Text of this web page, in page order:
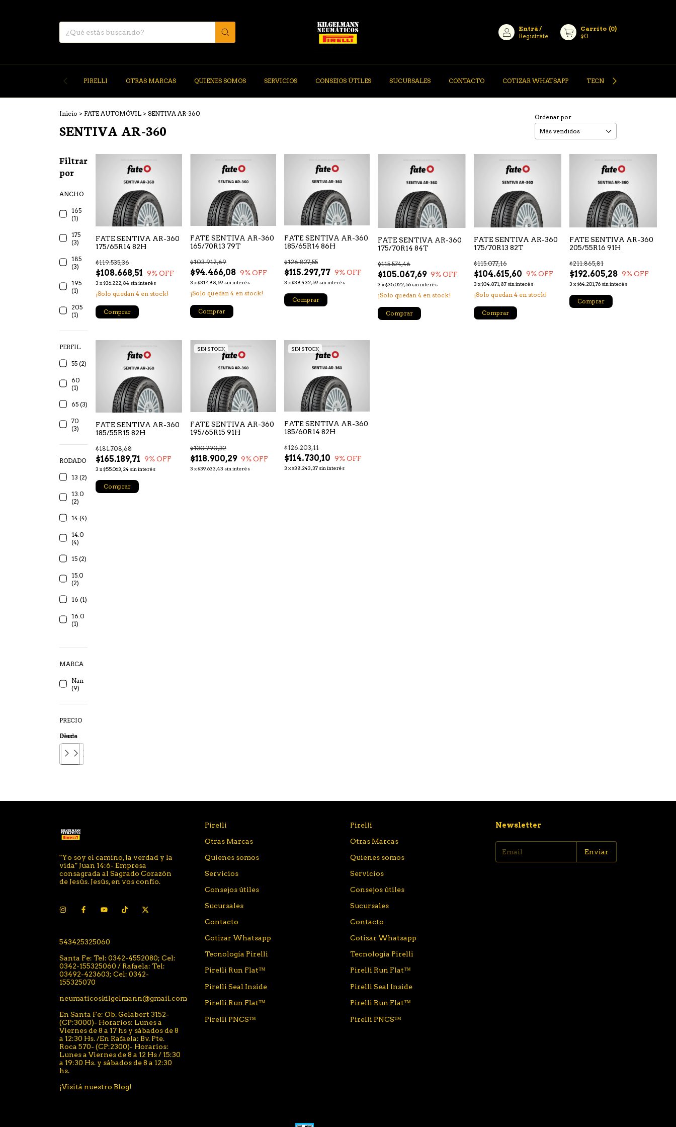
Entrá/
Registráte
Carrito (0)
$0
PIRELLI OTRAS MARCAS QUIENES SOMOS SERVICIOS CONSEJOS ÚTILES SUCURSALES CONTACTO COTIZAR WHATSAPP TECNOLOGÍA PIRELLI
Inicio > FATE AUTOMÓVIL > SENTIVA AR-360
SENTIVA AR-360
Ordenar por
Filtrar
por
ANCHO
165
(1)
175
(3)
185
(3)
195
(1)
205
(1)
PERFIL
55 (2)
60
(1)
65 (3)
70
(3)
RODADO
13 (2)
13.0
(2)
14 (4)
14.0
(4)
15 (2)
15.0
(2)
16 (1)
16.0
(1)
MARCA
Nan
(9)
PRECIO
Desde
Hasta
FATE SENTIVA AR-360
175/65R14 82H
$108.668,51
$119.535,36
9% OFF
3 x$36.222,84 sin interés
¡Solo quedan 4 en stock!
Comprar
FATE SENTIVA AR-360
165/70R13 79T
$94.466,08
$103.912,69
9% OFF
3 x$31.488,69 sin interés
¡Solo quedan 4 en stock!
Comprar
FATE SENTIVA AR-360
185/65R14 86H
$115.297,77
$126.827,55
9% OFF
3 x$38.432,59 sin interés
Comprar
FATE SENTIVA AR-360
175/70R14 84T
$105.067,69
$115.574,46
9% OFF
3 x$35.022,56sin interés
¡Solo quedan 4 en stock!
Comprar
FATE SENTIVA AR-360
175/70R13 82T
$104.615,60
$115.077,16
9% OFF
3 x$34.871,87sin interés
¡Solo quedan 4 en stock!
Comprar
FATE SENTIVA AR-360
205/55R16 91H
$192.605,28
$211.865,81
9% OFF
3 x$64.201,76sin interés
Comprar
FATE SENTIVA AR-360
185/55R15 82H
$165.189,71
$181.708,68
9% OFF
3 x$55.063,24 sin interés
Comprar
SIN STOCK
FATE SENTIVA AR-360
195/65R15 91H
$118.900,29
$130.790,32
9% OFF
3 x$39.633,43 sin interés
SIN STOCK
FATE SENTIVA AR-360
185/60R14 82H
$114.730,10
$126.203,11
9% OFF
3 x$38.243,37sin interés
"Yo soy el camino, la verdad y la
vida" Juan 14:6- Empresa
consagrada al Sagrado Corazón
de Jesús. Jesús, en vos confío.
543425325060
Santa Fe: Tel: 0342-4552080; Cel:
0342-155325060 / Rafaela: Tel:
03492-423603; Cel: 0342-
155325070
neumaticoskilgelmann@gmail.com
En Santa Fe: Ob. Gelabert 3152-
(CP:3000)- Horarios: Lunes a
Viernes de 8 a 17 hs y sábados de 8
a 12:30 Hs. /En Rafaela: Bv. Pte.
Roca 570- (CP:2300)- Horarios:
Lunes a Viernes de 8 a 12 Hs / 15:30
a 19:30 Hs. y sábados de 8 a 12:30
hs.
¡Visitá nuestro Blog!
Pirelli
Otras Marcas
Quienes somos
Servicios
Consejos útiles
Sucursales
Contacto
Cotizar Whatsapp
Tecnología Pirelli
Pirelli Run Flat™
Pirelli Seal Inside
Pirelli Run Flat™
Pirelli PNCS™
Pirelli
Otras Marcas
Quienes somos
Servicios
Consejos útiles
Sucursales
Contacto
Cotizar Whatsapp
Tecnología Pirelli
Pirelli Run Flat™
Pirelli Seal Inside
Pirelli Run Flat™
Pirelli PNCS™
Newsletter